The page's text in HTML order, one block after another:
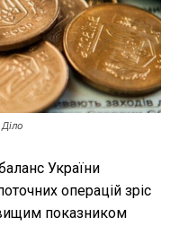
України
операцій зріс
показником